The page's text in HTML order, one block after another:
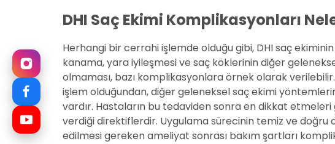
DHI Saç Ekimi Komplikasyonları
Herhangi bir cerrahi işlemde olduğu gibi, DHI saç
kanama, yara iyileşmesi ve saç köklerinin diğer
olmaması, bazı komplikasyonlara örnek olarak
işlem olduğundan, diğer geleneksel saç ekimi
vardır. Hastaların bu tedaviden sonra en dikkat
verdiği direktiflerdir. Uygulama sürecinin temiz ve doğru
edilmesi gereken ameliyat sonrası bakım şartları